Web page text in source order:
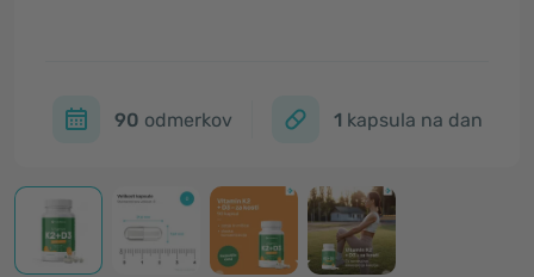
90 odmerkov 1 kapsula na dan